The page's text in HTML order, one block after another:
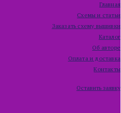
Главная
Схемы и статьи
Заказать схему вышивки
Каталог
Об авторе
Оплата и доставка
Контакты
Оставить заявку